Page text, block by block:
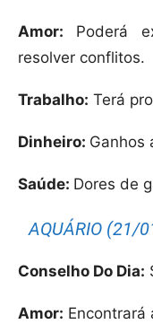
Amor: Poderá
resolver conflitos.
Trabalho: Terá
Dinheiro: Ganhos
Saúde: Dores de
AQUÁRIO (21/
Conselho Do Dia:
Amor: Encontrará